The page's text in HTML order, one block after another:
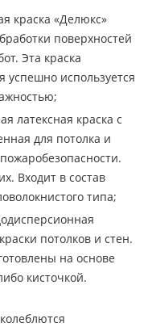
краска «Делюкс»
поверхностей
Эта краска
успешно используется
латексная краска с
для потолка и
Входит в состав
типа;
потолков и стен.
на основе
кисточкой.